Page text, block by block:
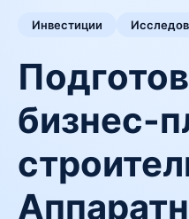
Инвестиции
бизнес-